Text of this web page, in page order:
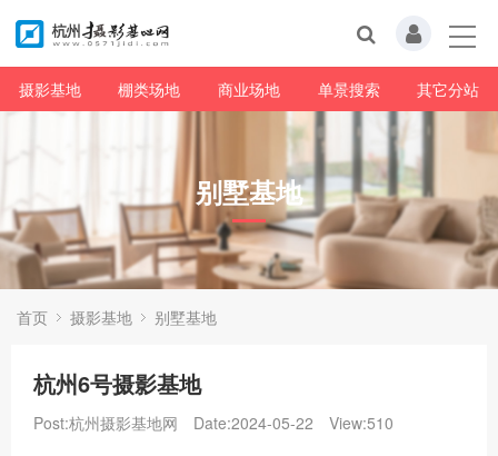
摄影基地 棚类场地 商业场地 单景搜索 其它分站
别墅基地
首页 摄影基地 别墅基地
杭州6号摄影基地
Post:杭州摄影基地网 Date:2024-05-22 View:510